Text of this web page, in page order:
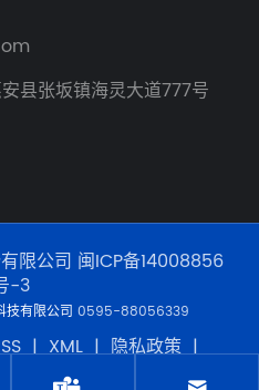
县张坂镇海灵大道777号
限公司 闽ICP备14008856
-3
技有限公司 0595-88056339
| XML | 隐私政策 |